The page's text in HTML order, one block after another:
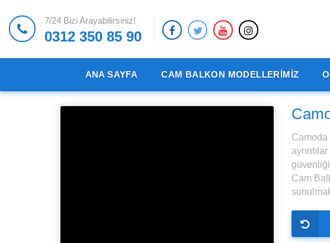
7/24 Bizi Arayabilirsiniz!
0312 350 85 90
ANA SAYFA CAM BALKON MODELLERİMİZ
Camoda
Cam